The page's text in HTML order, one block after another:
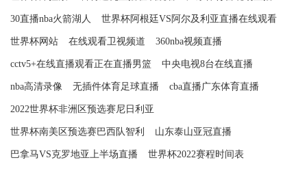
30直播nba火箭湖人 世界杯阿根廷VS阿尔及利亚直播在线观看
世界杯网站 在线观看卫视频道 360nba视频直播
cctv5+在线直播观看正在直播男篮 中央电视8台在线直播
nba高清录像 无插件体育足球直播 cba直播广东体育直播
2022世界杯非洲区预选赛尼日利亚
世界杯南美区预选赛巴西队智利 山东泰山亚冠直播
巴拿马VS克罗地亚上半场直播 世界杯2022赛程时间表